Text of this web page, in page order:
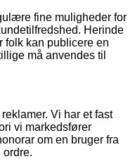
fine muligheder for
Herinde
folk kan publicere en
må anvendes til
Vi har et fast
vi markedsfører
om en bruger fra
ordre.